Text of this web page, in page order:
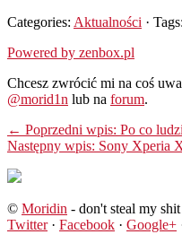
Categories: Aktualności · Tags:
Powered by zenbox.pl
Chcesz zwrócić mi na coś
@morid1n lub na forum.
← Poprzedni wpis: Po co
Następny wpis: Sony Xperia
© Moridin - don't steal my shit
Twitter· Facebook · Google+